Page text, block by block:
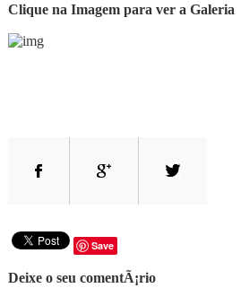
Clique na Imagem para ver a Galeria
Save
Deixe o seu comentÃ¡rio